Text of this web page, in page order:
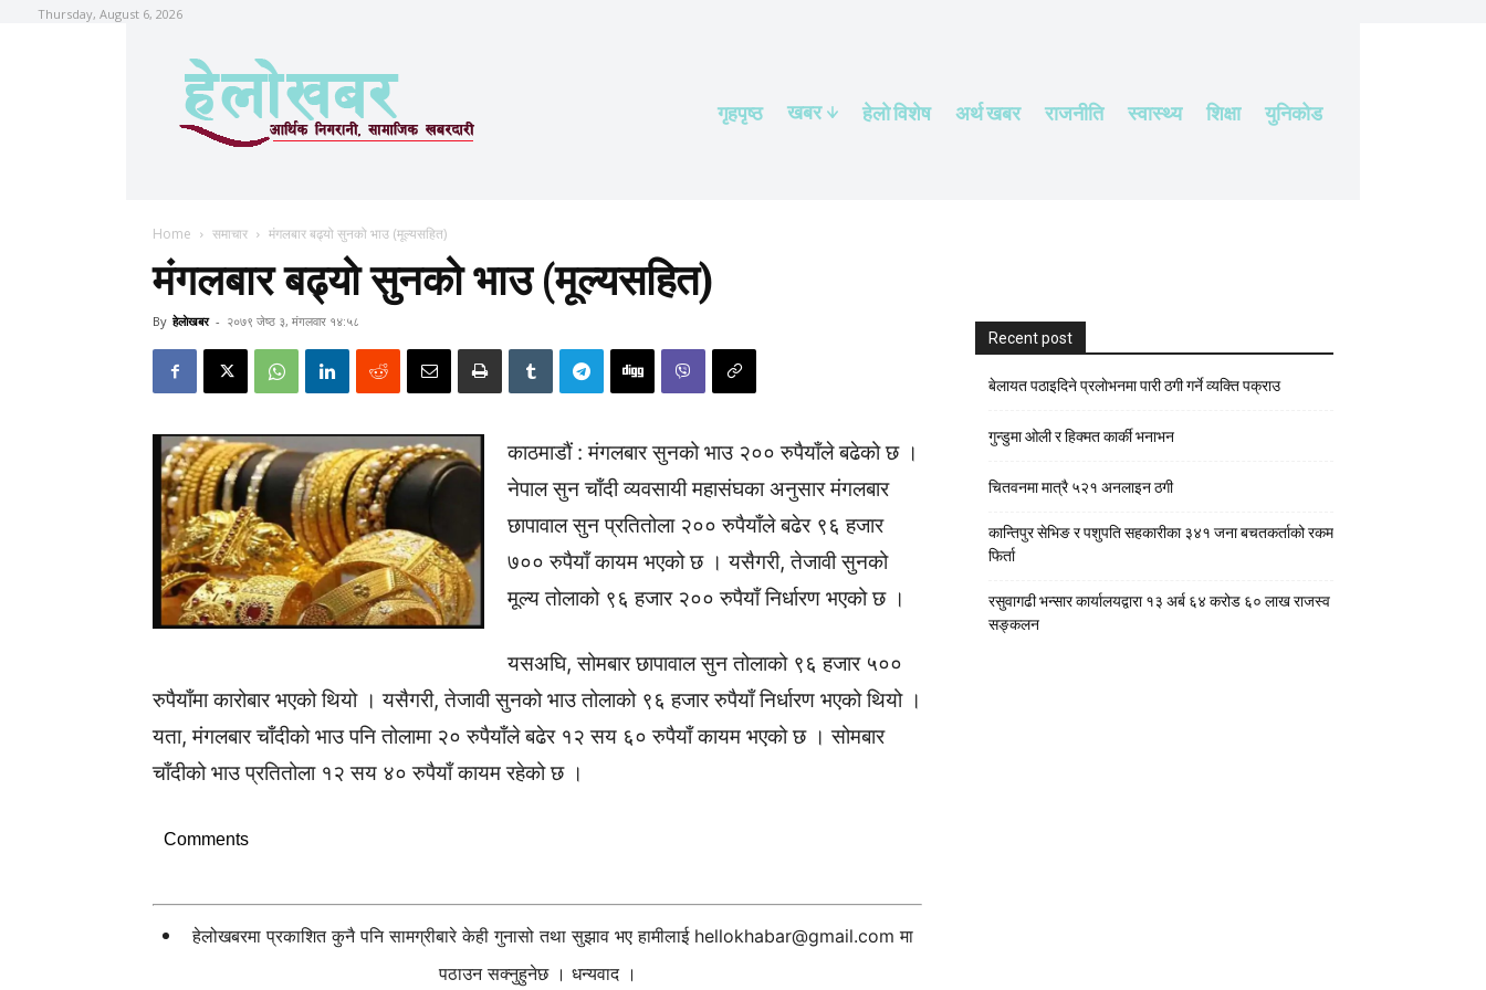
Thursday, August 6, 2026
गृहपृष्ठ खबर हेलाे विशेष अर्थ खबर राजनीति स्वास्थ्य शिक्षा युनिकोड
Home समाचार मंगलबार बढ्यो सुनको भाउ (मूल्यसहित)
मंगलबार बढ्यो सुनको भाउ (मूल्यसहित)
By हेलाेखबर - २०७९ जेष्ठ ३, मंगलवार १४:५८
काठमाडौं : मंगलबार सुनको भाउ २०० रुपैयाँले बढेको छ ।
नेपाल सुन चाँदी व्यवसायी महासंघका अनुसार मंगलबार
छापावाल सुन प्रतितोला २०० रुपैयाँले बढेर ९६ हजार
७०० रुपैयाँ कायम भएको छ । यसैगरी, तेजावी सुनको
मूल्य तोलाको ९६ हजार २०० रुपैयाँ निर्धारण भएको छ ।
यसअघि, सोमबार छापावाल सुन तोलाको ९६ हजार ५००
रुपैयाँमा कारोबार भएको थियो । यसैगरी, तेजावी सुनको भाउ तोलाको ९६ हजार रुपैयाँ निर्धारण भएको थियो ।
यता, मंगलबार चाँदीको भाउ पनि तोलामा २० रुपैयाँले बढेर १२ सय ६० रुपैयाँ कायम भएको छ । सोमबार
चाँदीको भाउ प्रतितोला १२ सय ४० रुपैयाँ कायम रहेको छ ।
Comments
हेलोखबरमा प्रकाशित कुनै पनि सामग्रीबारे केही गुनासो तथा सुझाव भए हामीलाई hellokhabar@gmail.com मा
पठाउन सक्नुहुनेछ । धन्यवाद ।
Recent post
बेलायत पठाइदिने प्रलाेभनमा पारी ठगी गर्ने व्यक्ति पक्राउ
गुन्डुमा ओली र हिक्मत कार्की भनाभन
चितवनमा मात्रै ५२१ अनलाइन ठगी
कान्तिपुर सेभिङ र पशुपति सहकारीका ३४१ जना बचतकर्ताको रकम
फिर्ता
रसुवागढी भन्सार कार्यालयद्वारा १३ अर्ब ६४ करोड ६० लाख राजस्व
सङ्कलन